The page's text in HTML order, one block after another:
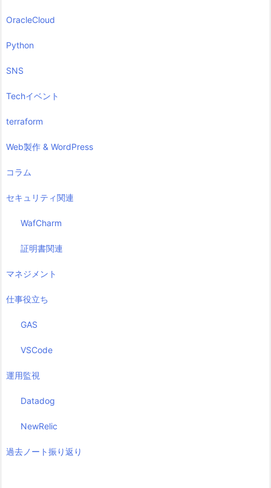
OracleCloud
Python
SNS
Techイベント
terraform
Web製作 & WordPress
コラム
セキュリティ関連
WafCharm
証明書関連
マネジメント
仕事役立ち
GAS
VSCode
運用監視
Datadog
NewRelic
過去ノート振り返り